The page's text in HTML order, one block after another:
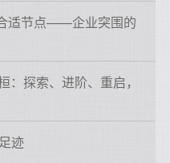
适节点——企业突围的
：探索、进阶、重启，
迹